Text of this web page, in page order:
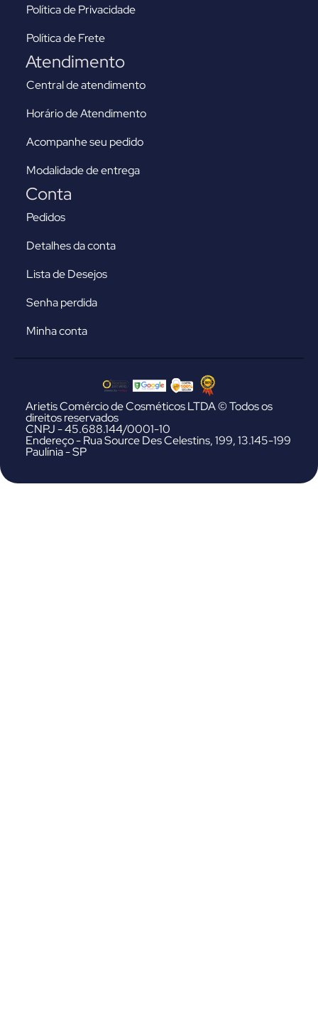
Política de Privacidade
Política de Frete
Atendimento
Central de atendimento
Horário de Atendimento
Acompanhe seu pedido
Modalidade de entrega
Conta
Pedidos
Detalhes da conta
Lista de Desejos
Senha perdida
Minha conta
Arietis Comércio de Cosméticos LTDA © Todos os
direitos reservados
CNPJ - 45.688.144/0001-10
Endereço - Rua Source Des Celestins, 199, 13.145-199
Paulínia - SP